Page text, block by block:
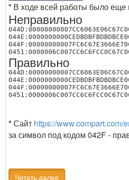
* В ходе всей работы было еще
Неправильно
Правильно
*Сайт https://www.compart.com/
за символ под кодом 042F -
Читать далее